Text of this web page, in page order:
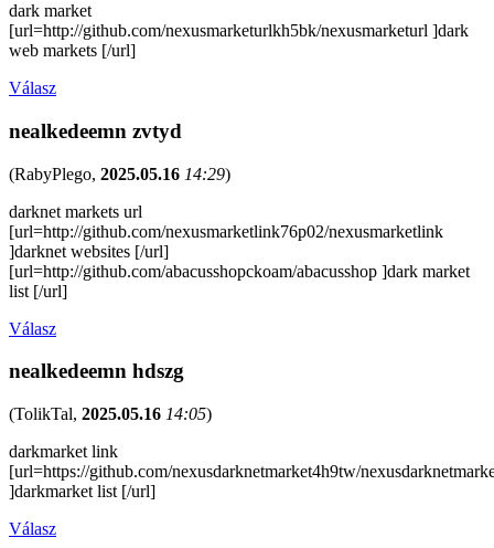
dark market
[url=http://github.com/nexusmarketurlkh5bk/nexusmarketurl ]dark
web markets [/url]
Válasz
nealkedeemn zvtyd
(RabyPlego, 2025.05.16 14:29)
darknet markets url
[url=http://github.com/nexusmarketlink76p02/nexusmarketlink
]darknet websites [/url]
[url=http://github.com/abacusshopckoam/abacusshop ]dark market
list [/url]
Válasz
nealkedeemn hdszg
(TolikTal, 2025.05.16 14:05)
darkmarket link
[url=https://github.com/nexusdarknetmarket4h9tw/
]darkmarket list [/url]
Válasz